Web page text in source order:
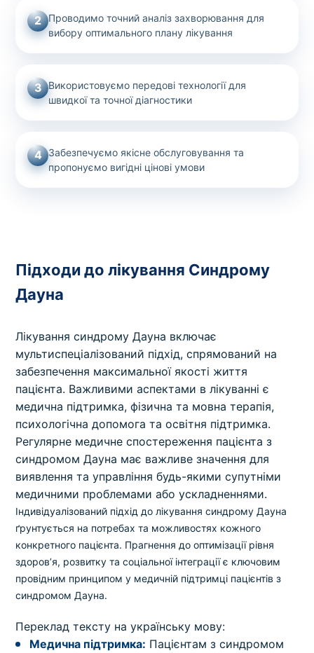
2
Проводимо точний аналіз захворювання для
вибору оптимального плану лікування
3 Використовуємо передові технології для
швидкої та точної діагностики
4 Забезпечуємо якісне обслуговування та
пропонуємо вигідні цінові умови
Підходи до лікування Синдрому
Дауна
Лікування синдрому Дауна включає
мультиспеціалізований підхід, спрямований на
забезпечення максимальної якості життя
пацієнта. Важливими аспектами в лікуванні є
медична підтримка, фізична та мовна терапія,
психологічна допомога та освітня підтримка.
Регулярне медичне спостереження пацієнта з
синдромом Дауна має важливе значення для
виявлення та управління будь-якими супутніми
медичними проблемами або ускладненнями.
Індивідуалізований підхід до лікування синдрому Дауна
ґрунтується на потребах та можливостях кожного
конкретного пацієнта. Прагнення до оптимізації рівня
здоров’я, розвитку та соціальної інтеграції є ключовим
провідним принципом у медичній підтримці пацієнтів з
синдромом Дауна.
Переклад тексту на українську мову:
Медична підтримка: Пацієнтам з синдромом